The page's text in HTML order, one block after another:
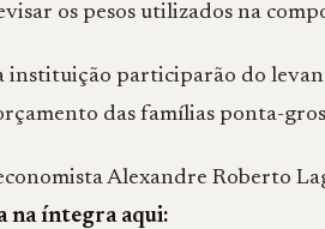
os pesos utilizados na
instituição participarão do
das famílias ponta-
Alexandre Roberto
na íntegra aqui: